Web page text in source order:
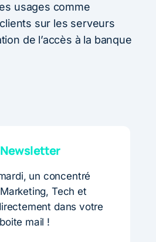
usages comme
sur les serveurs
de l’accès à la banque
un concentré
Tech et
dans votre
boite mail !